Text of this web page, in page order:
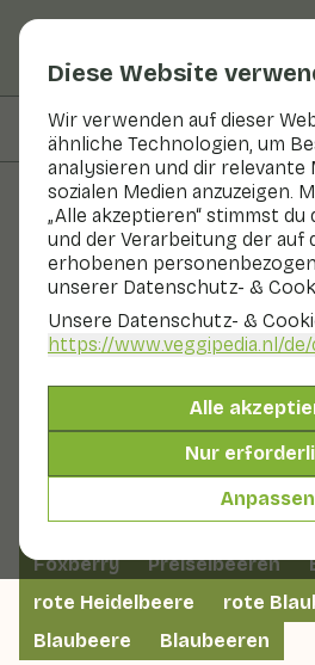
Diese Website
Wir verwenden auf dieser
ähnliche Technologien, um
analysieren und dir relevante
sozialen Medien anzuzeigen.
„Alle akzeptieren“ stimmst
und der Verarbeitung der auf
erhobenen
unserer Datenschutz- &
Unsere Datenschutz- &
https://www.veggipedia.nl/
Alle
Nur
Anpassen
Auf dieser Seite
Obst und Gemüse
Foxberry
Obst Kühlschrank
Fuchsbeeren findet man vor
nord- und osteuropäischen
eng mit der Heidelbeere
einen herben, sauren
hohen Fruchtsäuregehalt
werden die Beeren meist
Foxberry
Preiselbeeren
rote Heidelbeere
rote
Blaubeere
Blaubeeren